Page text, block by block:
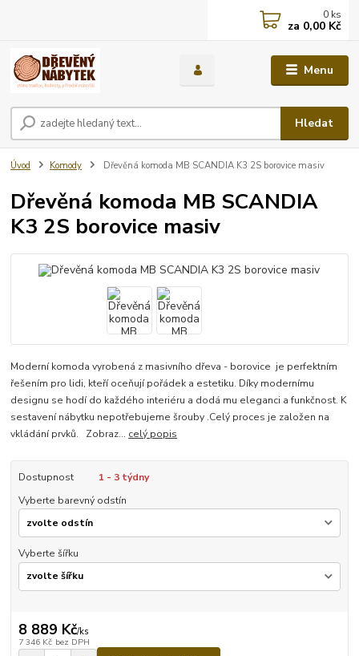
Menu
Hledat
0 ks
za 0,00 Kč
Úvod Komody Dřevěná komoda MB SCANDIA K3 2S borovice masiv
Dřevěná komoda MB SCANDIA
K3 2S borovice masiv
Moderní komoda vyrobená z masivního dřeva - borovice je perfektním
řešením pro lidi, kteří oceňují pořádek a estetiku. Díky modernímu
designu se hodí do každého interiéru a dodá mu eleganci a funkčnost. K
sestavení nábytku nepotřebujeme šrouby .Celý proces je založen na
vkládání prvků. Zobraz... celý popis
Dostupnost
1 - 3 týdny
Vyberte barevný odstín
Vyberte šířku
8 889 Kč/ks
7 346 Kč bez DPH